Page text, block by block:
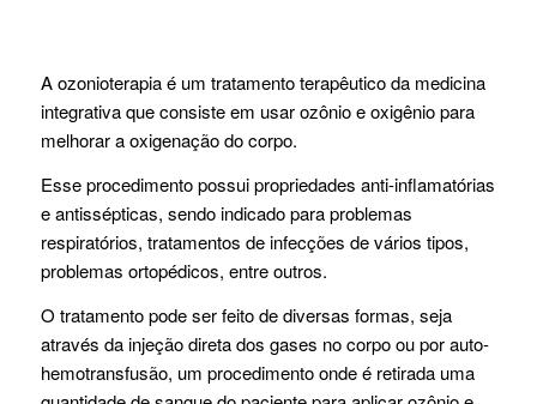
A ozonioterapia é um tratamento terapêutico da medicina
integrativa que consiste em usar ozônio e oxigênio para
melhorar a oxigenação do corpo.
Esse procedimento possui propriedades anti-inflamatórias
e antissépticas, sendo indicado para problemas
respiratórios, tratamentos de infecções de vários tipos,
problemas ortopédicos, entre outros.
O tratamento pode ser feito de diversas formas, seja
através da injeção direta dos gases no corpo ou por auto-
hemotransfusão, um procedimento onde é retirada uma